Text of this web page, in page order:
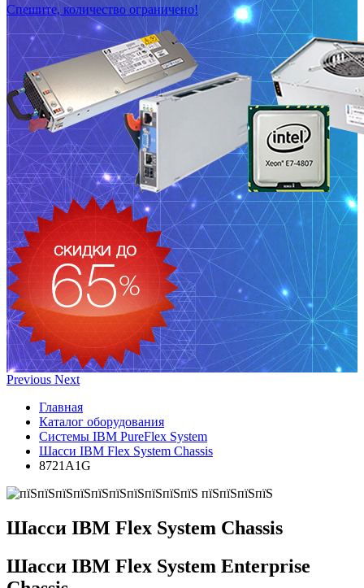
Спешите, количество ограничено!
Previous Next
Главная
Каталог оборудования
Системы IBM PureFlex System
Шасси IBM Flex System Chassis
8721A1G
Шасси IBM Flex System Chassis
Шасси IBM Flex System Enterprise